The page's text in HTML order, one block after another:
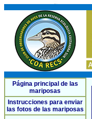
Página principal de las
mariposas
Instrucciones para enviar
las fotos de las mariposas